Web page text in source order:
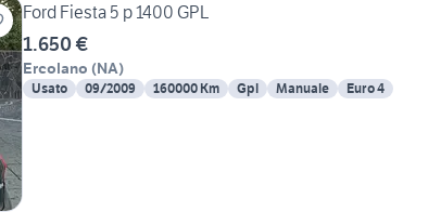
Ford Fiesta 5 p 1400 GPL
1.650 €
Ercolano (NA)
Usato 09/2009 160000 Km Gpl Manuale Euro 4